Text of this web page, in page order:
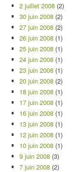
2 juillet 2008 (2)
30 juin 2008 (2)
27 juin 2008 (2)
26 juin 2008 (1)
25 juin 2008 (1)
24 juin 2008 (1)
23 juin 2008 (1)
20 juin 2008 (2)
18 juin 2008 (1)
17 juin 2008 (1)
16 juin 2008 (1)
13 juin 2008 (1)
12 juin 2008 (1)
10 juin 2008 (1)
9 juin 2008 (3)
7 juin 2008 (2)